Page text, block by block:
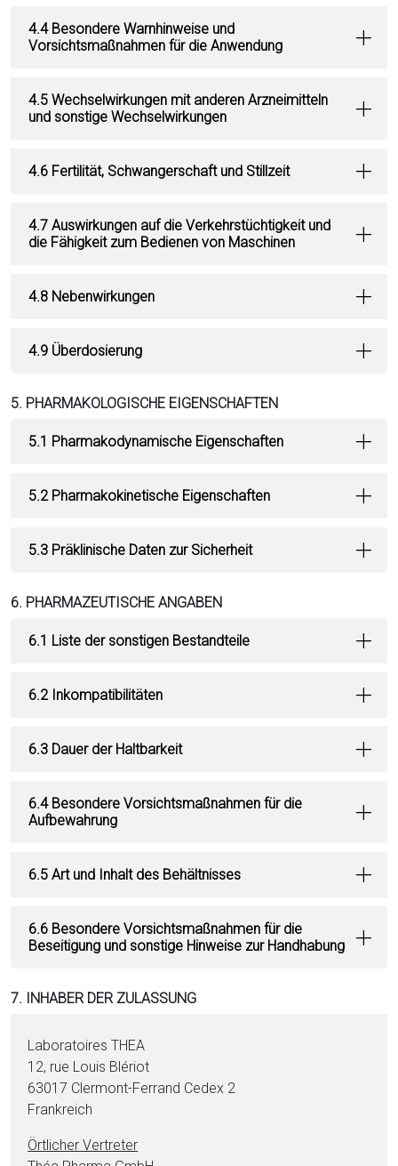
4.4 Besondere Warnhinweise und
Vorsichtsmaßnahmen für die Anwendung
4.5 Wechselwirkungen mit anderen Arzneimitteln
und sonstige Wechselwirkungen
4.6 Fertilität, Schwangerschaft und Stillzeit
4.7 Auswirkungen auf die Verkehrstüchtigkeit und
die Fähigkeit zum Bedienen von Maschinen
4.8 Nebenwirkungen
4.9 Überdosierung
5. PHARMAKOLOGISCHE EIGENSCHAFTEN
5.1 Pharmakodynamische Eigenschaften
5.2 Pharmakokinetische Eigenschaften
5.3 Präklinische Daten zur Sicherheit
6. PHARMAZEUTISCHE ANGABEN
6.1 Liste der sonstigen Bestandteile
6.2 Inkompatibilitäten
6.3 Dauer der Haltbarkeit
6.4 Besondere Vorsichtsmaßnahmen für die
Aufbewahrung
6.5 Art und Inhalt des Behältnisses
6.6 Besondere Vorsichtsmaßnahmen für die
Beseitigung und sonstige Hinweise zur Handhabung
7. INHABER DER ZULASSUNG
Laboratoires THEA
12, rue Louis Blériot
63017 Clermont-Ferrand Cedex 2
Frankreich
Örtlicher Vertreter